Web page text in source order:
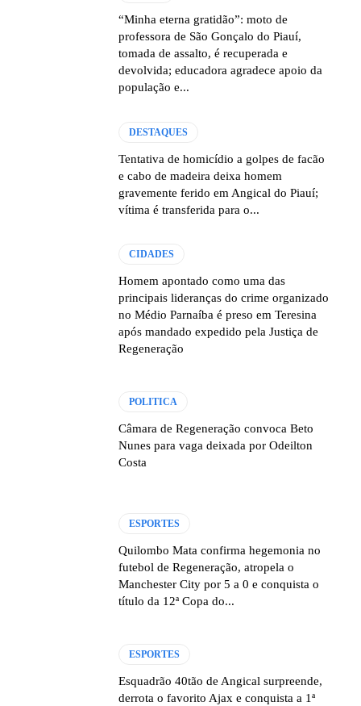
“Minha eterna gratidão”: moto de
professora de São Gonçalo do Piauí,
tomada de assalto, é recuperada e
devolvida; educadora agradece apoio da
população e...
DESTAQUES
Tentativa de homicídio a golpes de facão
e cabo de madeira deixa homem
gravemente ferido em Angical do Piauí;
vítima é transferida para o...
CIDADES
Homem apontado como uma das
principais lideranças do crime organizado
no Médio Parnaíba é preso em Teresina
após mandado expedido pela Justiça de
Regeneração
POLITICA
Câmara de Regeneração convoca Beto
Nunes para vaga deixada por Odeilton
Costa
ESPORTES
Quilombo Mata confirma hegemonia no
futebol de Regeneração, atropela o
Manchester City por 5 a 0 e conquista o
título da 12ª Copa do...
ESPORTES
Esquadrão 40tão de Angical surpreende,
derrota o favorito Ajax e conquista a 1ª